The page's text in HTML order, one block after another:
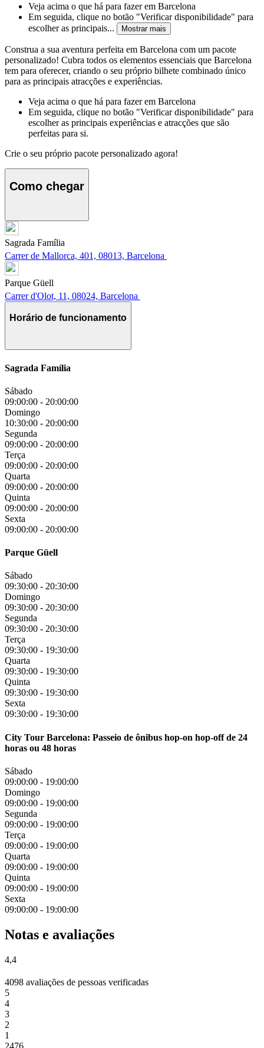
Veja acima o que há para fazer em Barcelona
Em seguida, clique no botão "Verificar disponibilidade" para
escolher as principais...
Mostrar mais
Construa a sua aventura perfeita em Barcelona com um pacote
personalizado! Cubra todos os elementos essenciais que Barcelona
tem para oferecer, criando o seu próprio bilhete combinado único
para as principais atracções e experiências.
Veja acima o que há para fazer em Barcelona
Em seguida, clique no botão "Verificar disponibilidade" para
escolher as principais experiências e atracções que são
perfeitas para si.
Crie o seu próprio pacote personalizado agora!
Como chegar
Sagrada Família
Carrer de Mallorca, 401, 08013, Barcelona
Parque Güell
Carrer d'Olot, 11, 08024, Barcelona
Horário de funcionamento
Sagrada Família
Sábado
09:00:00 - 20:00:00
Domingo
10:30:00 - 20:00:00
Segunda
09:00:00 - 20:00:00
Terça
09:00:00 - 20:00:00
Quarta
09:00:00 - 20:00:00
Quinta
09:00:00 - 20:00:00
Sexta
09:00:00 - 20:00:00
Parque Güell
Sábado
09:30:00 - 20:30:00
Domingo
09:30:00 - 20:30:00
Segunda
09:30:00 - 20:30:00
Terça
09:30:00 - 19:30:00
Quarta
09:30:00 - 19:30:00
Quinta
09:30:00 - 19:30:00
Sexta
09:30:00 - 19:30:00
City Tour Barcelona: Passeio de ônibus hop-on hop-off de 24
horas ou 48 horas
Sábado
09:00:00 - 19:00:00
Domingo
09:00:00 - 19:00:00
Segunda
09:00:00 - 19:00:00
Terça
09:00:00 - 19:00:00
Quarta
09:00:00 - 19:00:00
Quinta
09:00:00 - 19:00:00
Sexta
09:00:00 - 19:00:00
Notas e avaliações
4,4
4098 avaliações de pessoas verificadas
5
4
3
2
1
2476